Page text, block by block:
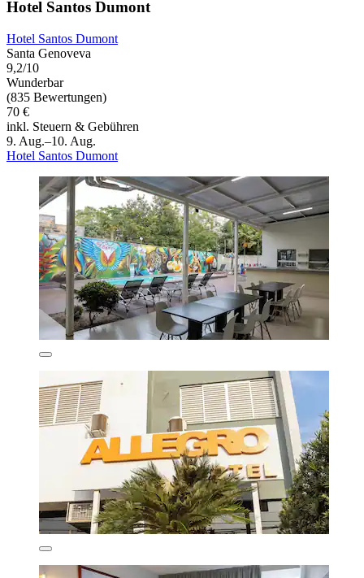
Hotel Santos Dumont
Hotel Santos Dumont
Santa Genoveva
9,2/10
Wunderbar
(835 Bewertungen)
70 €
inkl. Steuern & Gebühren
9. Aug.–10. Aug.
Hotel Santos Dumont